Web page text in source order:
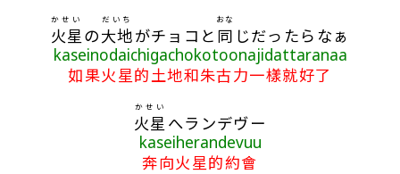
火星
かせい
の大地
だいち
がチョコと 同
おな
じだったらなぁ
kaseinodaichigachokotoonajidattaranaa
如果火星的土地和朱古力一樣就好了
火星
かせい
へランデヴー
kaseiherandevuu
奔向火星的約會